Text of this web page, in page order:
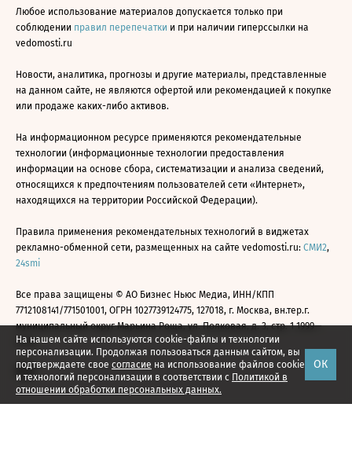
На нашем сайте используются cookie-файлы и технологии
персонализации. Продолжая пользоваться данным сайтом, вы
подтверждаете свое согласие на использование файлов cookie
и технологий персонализации в соответствии с Политикой в
отношении обработки персональных данных.
ОК
Любое использование материалов допускается только при
соблюдении правил перепечатки и при наличии гиперссылки на
vedomosti.ru
Новости, аналитика, прогнозы и другие материалы, представленные
на данном сайте, не являются офертой или рекомендацией к покупке
или продаже каких-либо активов.
На информационном ресурсе применяются рекомендательные
технологии (информационные технологии предоставления
информации на основе сбора, систематизации и анализа сведений,
относящихся к предпочтениям пользователей сети «Интернет»,
находящихся на территории Российской Федерации).
Правила применения рекомендательных технологий в виджетах
рекламно-обменной сети, размещенных на сайте vedomosti.ru: СМИ2,
24smi
Все права защищены © АО Бизнес Ньюс Медиа, ИНН/КПП
7712108141/771501001, ОГРН 1027739124775, 127018, г. Москва, вн.тер.г.
муниципальный округ Марьина Роща, ул. Полковая, д. 3, стр. 1 1999—
2026